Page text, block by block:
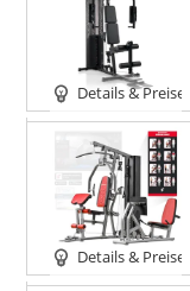
Details & Preise
Details & Preise